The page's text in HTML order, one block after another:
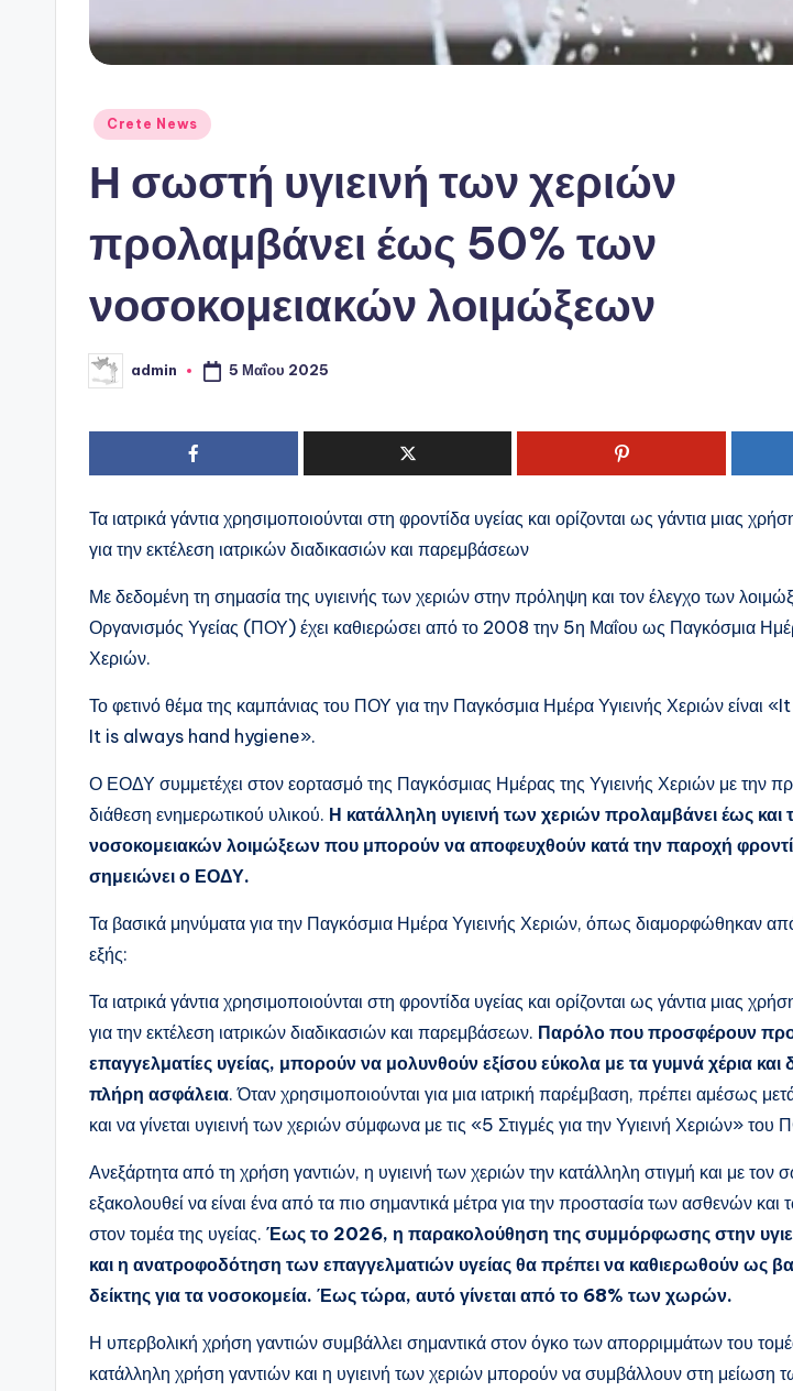
Αναρτήθηκε
Crete News
Η σωστή υγιεινή των χεριών
προλαμβάνει έως 50% των
νοσοκομειακών λοιμώξεων
Συγγραφέας:
admin 5 Μαΐου 2025
Τα ιατρικά γάντια χρησιμοποιούνται στη φροντίδα υγείας και ορίζονται ως γάντια μιας
για την εκτέλεση ιατρικών διαδικασιών και παρεμβάσεων
Με δεδομένη τη σημασία της υγιεινής των χεριών στην πρόληψη και τον έλεγχο των
Οργανισμός Υγείας (ΠΟΥ) έχει καθιερώσει από το 2008 την 5η Μαΐου ως Παγκόσμια
Χεριών.
Το φετινό θέμα της καμπάνιας του ΠΟΥ για την Παγκόσμια Ημέρα Υγιεινής Χεριών
It is always hand hygiene».
Ο ΕΟΔΥ συμμετέχει στον εορτασμό της Παγκόσμιας Ημέρας της Υγιεινής Χεριών με την
διάθεση ενημερωτικού υλικού. Η κατάλληλη υγιεινή των χεριών προλαμβάνει έως
νοσοκομειακών λοιμώξεων που μπορούν να αποφευχθούν κατά την παροχή
σημειώνει ο ΕΟΔΥ.
Τα βασικά μηνύματα για την Παγκόσμια Ημέρα Υγιεινής Χεριών, όπως διαμορφώθηκαν
εξής:
Τα ιατρικά γάντια χρησιμοποιούνται στη φροντίδα υγείας και ορίζονται ως γάντια μιας
για την εκτέλεση ιατρικών διαδικασιών και παρεμβάσεων. Παρόλο που προσφέρουν
επαγγελματίες υγείας, μπορούν να μολυνθούν εξίσου εύκολα με τα γυμνά χέρια και
πλήρη ασφάλεια. Όταν χρησιμοποιούνται για μια ιατρική παρέμβαση, πρέπει αμέσως
και να γίνεται υγιεινή των χεριών σύμφωνα με τις «5 Στιγμές για την Υγιεινή Χεριών» του
Ανεξάρτητα από τη χρήση γαντιών, η υγιεινή των χεριών την κατάλληλη στιγμή και με τον
εξακολουθεί να είναι ένα από τα πιο σημαντικά μέτρα για την προστασία των ασθενών
στον τομέα της υγείας. Έως το 2026, η παρακολούθηση της συμμόρφωσης στην
και η ανατροφοδότηση των επαγγελματιών υγείας θα πρέπει να καθιερωθούν ως
δείκτης για τα νοσοκομεία. Έως τώρα, αυτό γίνεται από το 68% των χωρών.
Η υπερβολική χρήση γαντιών συμβάλλει σημαντικά στον όγκο των απορριμμάτων του
κατάλληλη χρήση γαντιών και η υγιεινή των χεριών μπορούν να συμβάλλουν στη μείωση